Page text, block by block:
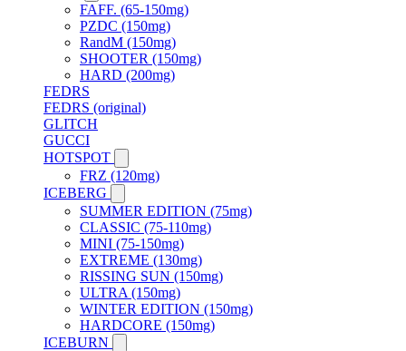
FAFF. (65-150mg)
PZDC (150mg)
RandM (150mg)
SHOOTER (150mg)
HARD (200mg)
FEDRS
FEDRS (original)
GLITCH
GUCCI
HOTSPOT
FRZ (120mg)
ICEBERG
SUMMER EDITION (75mg)
CLASSIC (75-110mg)
MINI (75-150mg)
EXTREME (130mg)
RISSING SUN (150mg)
ULTRA (150mg)
WINTER EDITION (150mg)
HARDCORE (150mg)
ICEBURN